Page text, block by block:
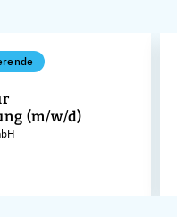
(m/w/d)